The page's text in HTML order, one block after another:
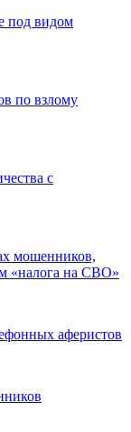
под видом
по взлому
с
мошенников,
«налога на СВО»
аферистов